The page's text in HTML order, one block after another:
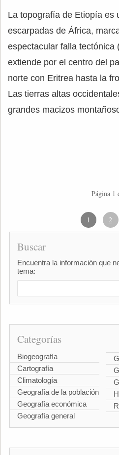
La topografía de Etiopía es
escarpadas de África,
espectacular falla tectónica
extiende por el centro del
norte con Eritrea hasta la
Las tierras altas
grandes macizos
Página 1
1 2
Buscar
Encuentra la información que
tema:
Categorías
Biogeografía
Cartografía
Climatología
Geografía de la población
Geografía económica
Geografía general